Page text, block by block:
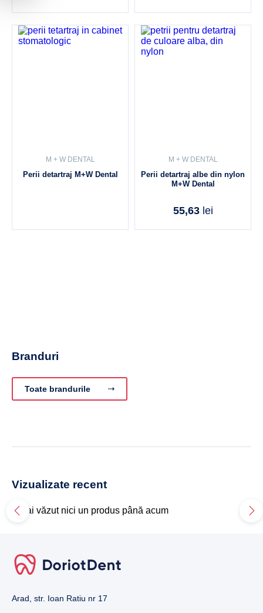
M + W DENTAL
Perii detartraj M+W Dental
M + W DENTAL
Perii detartraj albe din nylon
M+W Dental
55,63 lei
Branduri
Toate brandurile
Vizualizate recent
Nu ai văzut nici un produs până acum
Arad, str. Ioan Ratiu nr 17